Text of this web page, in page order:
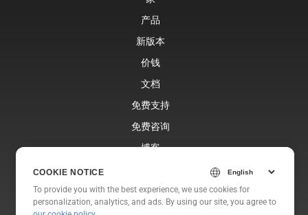
产品
新版本
价钱
文档
免费支持
免费咨询
博客
关于
COOKIE NOTICE
To provide you with the best experience, we use cookies for
personalization, analytics, and ads. By using our site, you agree to